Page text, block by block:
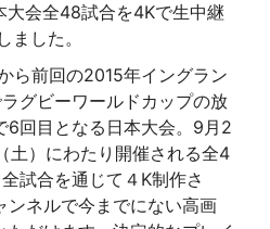
会全48試合を4Kで生中継
ました。
ら前回の2015年イングラン
グビーワールドカップの放
6回目となる日本大会。9月2
土）にわたり開催される全4
試合を通じて４K制作さ
ンネルで今までにない高画